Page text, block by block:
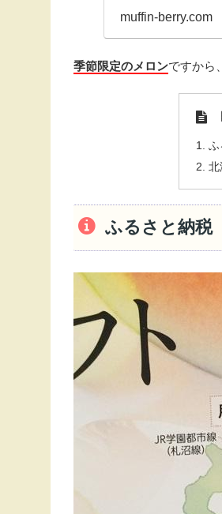
muffin-berry.com
季節限定のメロンですから
ふ
北
ふるさと納税